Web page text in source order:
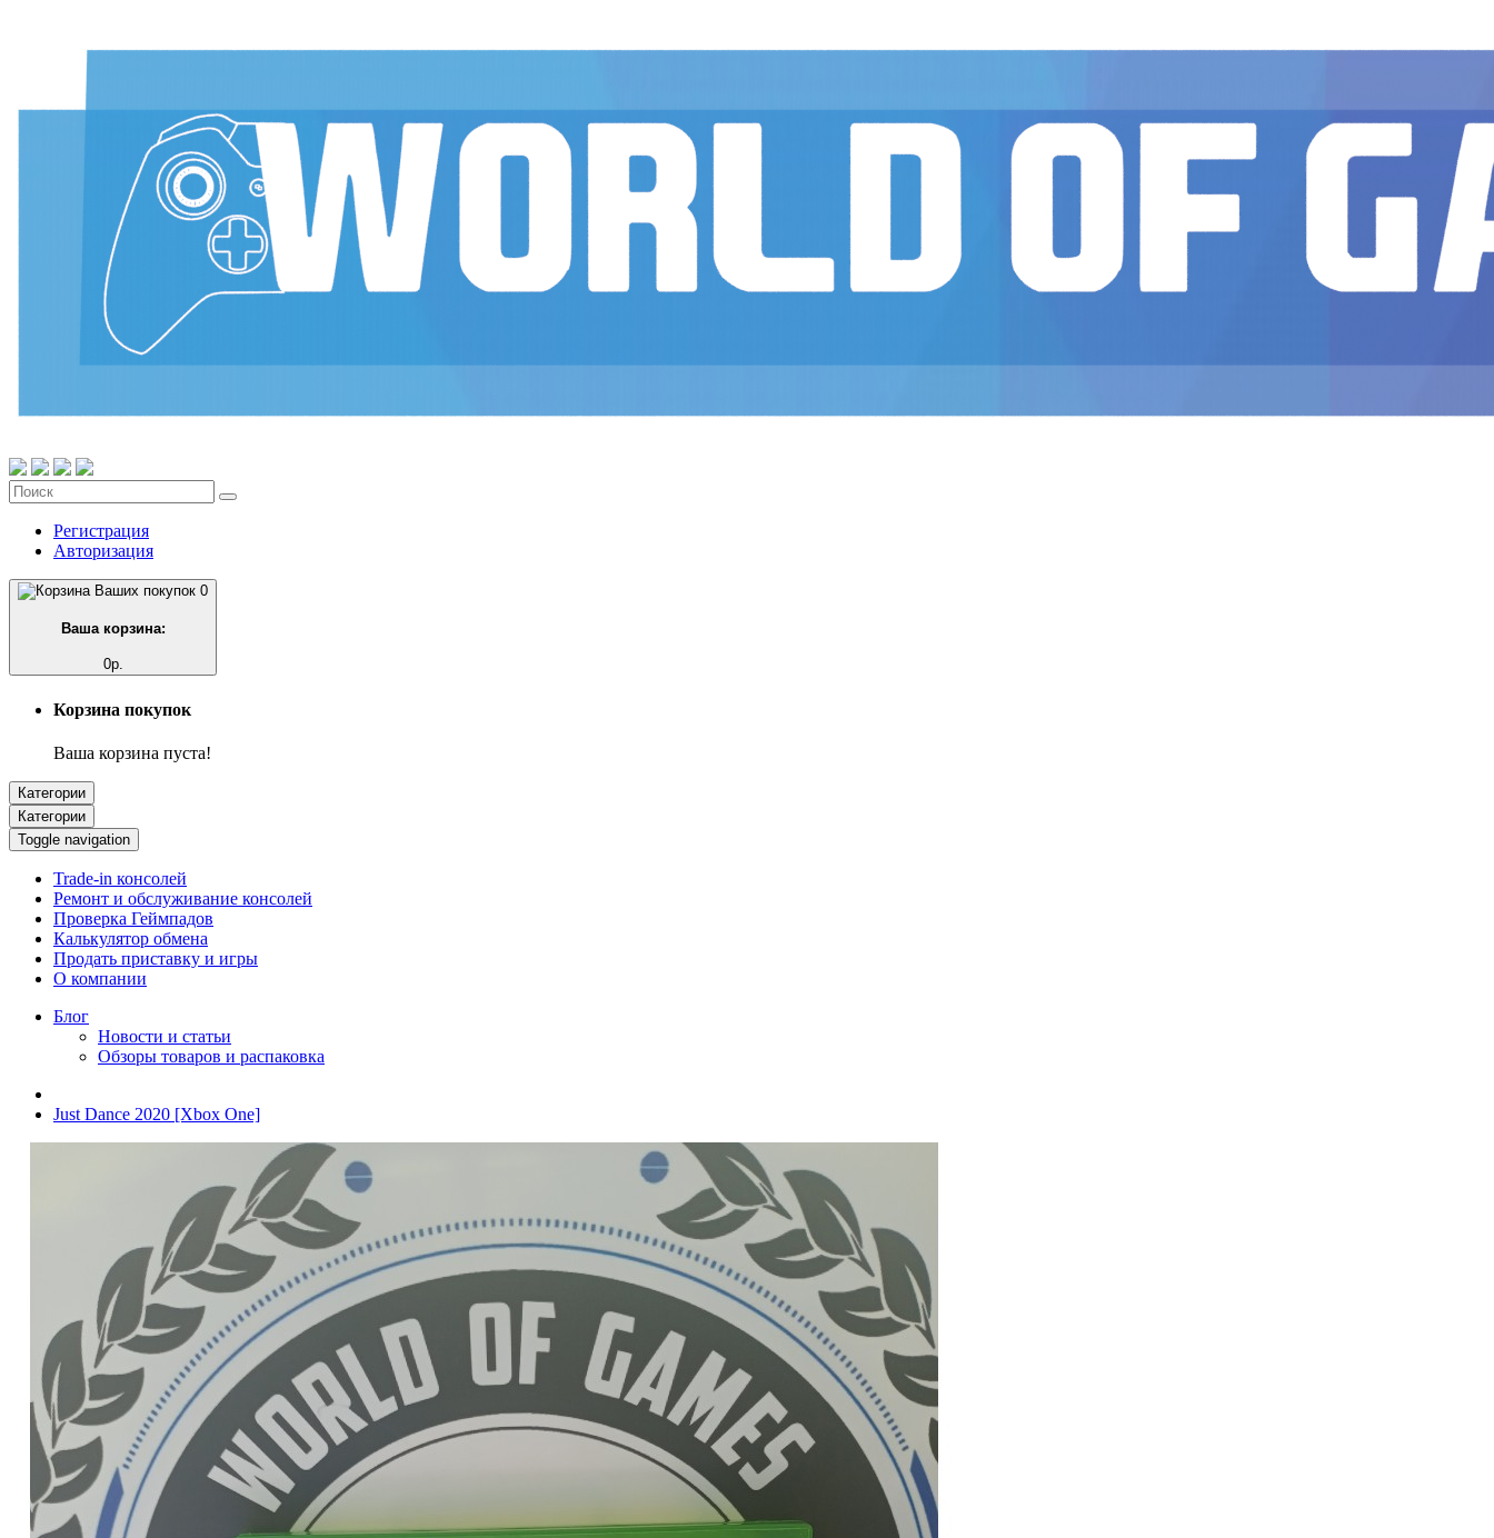
Регистрация
Авторизация
0
Ваша корзина:
0р.
Корзина покупок
Ваша корзина пуста!
Категории
Категории
Toggle navigation
Trade-in консолей
Ремонт и обслуживание консолей
Проверка Геймпадов
Калькулятор обмена
Продать приставку и игры
О компании
Блог
Новости и статьи
Обзоры товаров и распаковка
Just Dance 2020 [Xbox One]